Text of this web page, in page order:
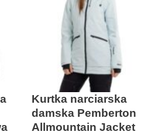
Kurtka narciarska
damska Pemberton
Allmountain Jacket